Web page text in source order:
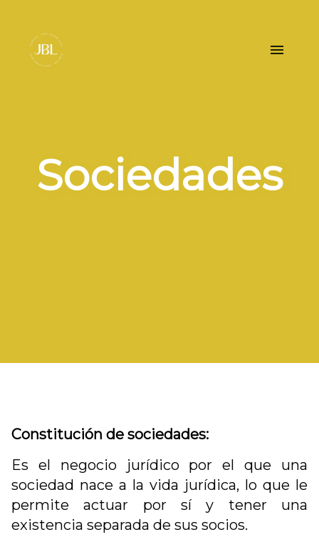
Sociedades
Constitución de sociedades:
Es el negocio jurídico por el que una
sociedad nace a la vida jurídica, lo que le
permite actuar por sí y tener una
existencia separada de sus socios.